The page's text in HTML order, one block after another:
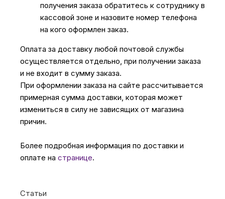
получения заказа обратитесь к сотруднику в
кассовой зоне и назовите номер телефона
на кого оформлен заказ.
Оплата за доставку любой почтовой службы
осуществляется отдельно, при получении заказа
и не входит в сумму заказа.
При оформлении заказа на сайте рассчитывается
примерная сумма доставки, которая может
измениться в силу не зависящих от магазина
причин.
Более подробная информация по доставки и
оплате на странице.
Статьи